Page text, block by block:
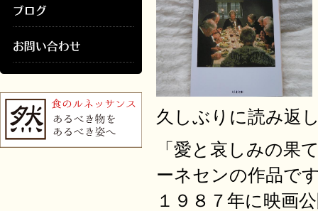
久しぶりに読み返
「愛と哀しみの果
ーネセンの作品で
１９８７年に映画